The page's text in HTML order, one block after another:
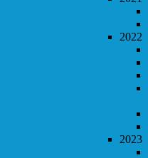
2022
2023